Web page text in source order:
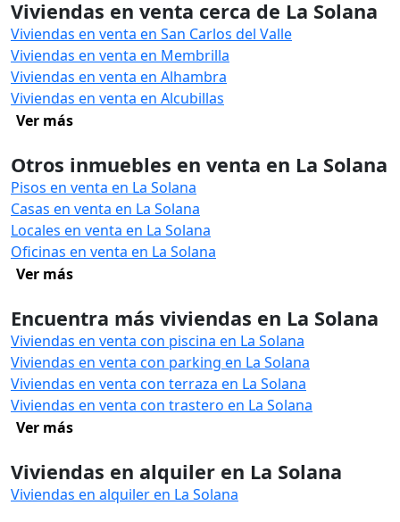
Viviendas en venta cerca de La Solana
Viviendas en venta en San Carlos del Valle
Viviendas en venta en Membrilla
Viviendas en venta en Alhambra
Viviendas en venta en Alcubillas
Ver más
Otros inmuebles en venta en La Solana
Pisos en venta en La Solana
Casas en venta en La Solana
Locales en venta en La Solana
Oficinas en venta en La Solana
Ver más
Encuentra más viviendas en La Solana
Viviendas en venta con piscina en La Solana
Viviendas en venta con parking en La Solana
Viviendas en venta con terraza en La Solana
Viviendas en venta con trastero en La Solana
Ver más
Viviendas en alquiler en La Solana
Viviendas en alquiler en La Solana